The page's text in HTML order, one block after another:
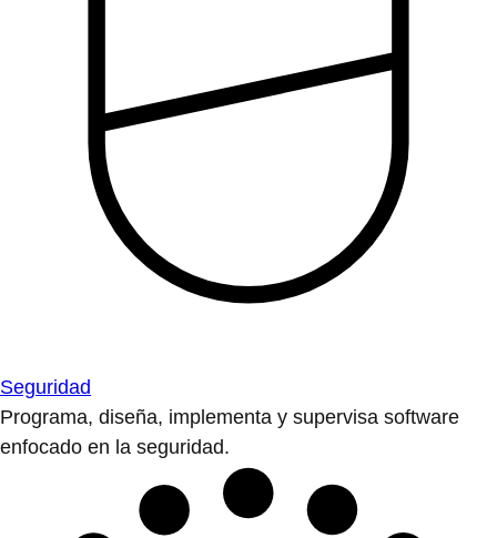
Seguridad
Programa, diseña, implementa y supervisa software
enfocado en la seguridad.